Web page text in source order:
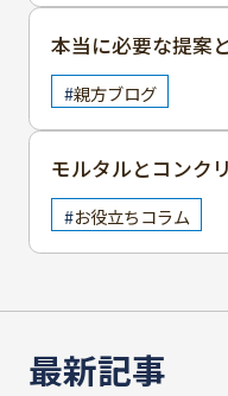
最新記事
本当に必要な提案
親方ブログ
モルタルとコンク
使用感まで徹底解説
お役立ちコラム